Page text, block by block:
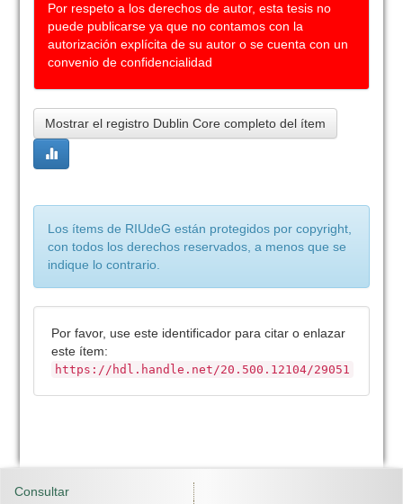
Por respeto a los derechos de autor, esta tesis no
puede publicarse ya que no contamos con la
autorización explícita de su autor o se cuenta con un
convenio de confidencialidad
Mostrar el registro Dublin Core completo del ítem
Los ítems de RIUdeG están protegidos por copyright,
con todos los derechos reservados, a menos que se
indique lo contrario.
Por favor, use este identificador para citar o enlazar
este ítem:
https://hdl.handle.net/20.500.12104/29051
Consultar